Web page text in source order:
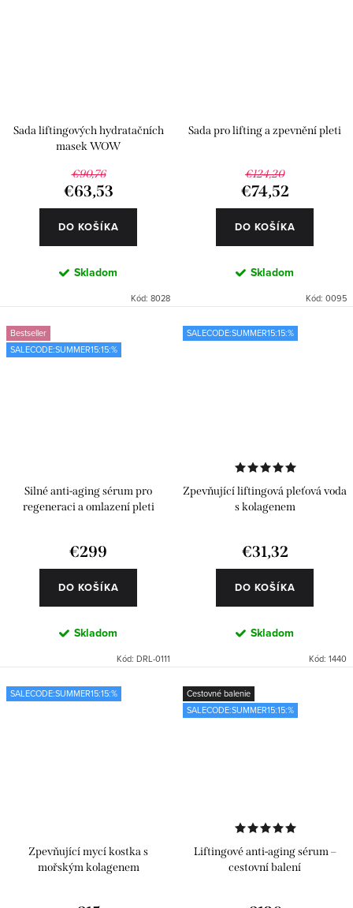
Sada liftingových hydratačních
masek WOW
€90,76
€63,53
DO KOŠÍKA
Skladom
Kód: 8028
Sada pro lifting a zpevnění pleti
€124,20
€74,52
DO KOŠÍKA
Skladom
Kód: 0095
Bestseller
SALECODE:SUMMER15:15:%
Silné anti-aging sérum pro
regeneraci a omlazení pleti
€299
DO KOŠÍKA
Skladom
Kód: DRL-0111
SALECODE:SUMMER15:15:%
Zpevňující liftingová pleťová voda
s kolagenem
€31,32
DO KOŠÍKA
Skladom
Kód: 1440
SALECODE:SUMMER15:15:%
Zpevňující mycí kostka s
mořským kolagenem
Cestovné balenie
SALECODE:SUMMER15:15:%
Liftingové anti-aging sérum –
cestovní balení